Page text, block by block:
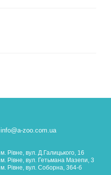
info@a-zoo.com.ua
м. Рівне, вул. Д.Галицького, 16
м. Рівне, вул. Гетьмана Мазепи, 3
м. Рівне, вул. Соборна, 364-б